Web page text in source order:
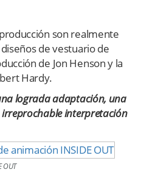
son realmente
de vestuario de
de Jon Henson y la
Hardy.
lograda adaptación, una
interpretación
OUT